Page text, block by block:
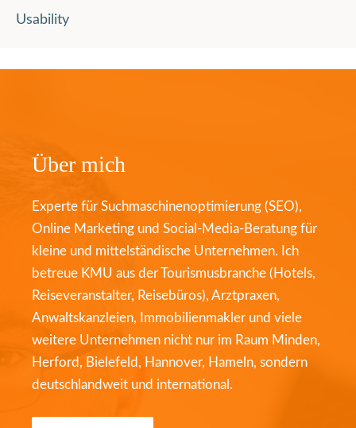
Usability
Über mich
Experte für Suchmaschinenoptimierung (SEO),
Online Marketing und Social-Media-Beratung für
kleine und mittelständische Unternehmen. Ich
betreue KMU aus der Tourismusbranche (Hotels,
Reiseveranstalter, Reisebüros), Arztpraxen,
Anwaltskanzleien, Immobilienmakler und viele
weitere Unternehmen nicht nur im Raum Minden,
Herford, Bielefeld, Hannover, Hameln, sondern
deutschlandweit und international.